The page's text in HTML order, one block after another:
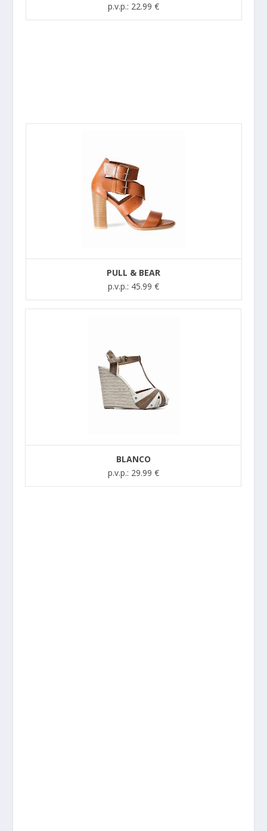
p.v.p.: 22.99 €
PULL & BEAR
p.v.p.: 45.99 €
BLANCO
p.v.p.: 29.99 €